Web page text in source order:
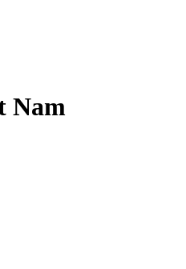
Nam